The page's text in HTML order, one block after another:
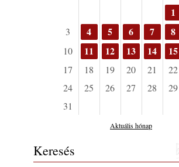
1
3
4 5 6 7 8
10 11 12 13 14 15
17
18 19 20 21 22
24
25 26 27 28 29
31
Aktuális hónap
Keresés